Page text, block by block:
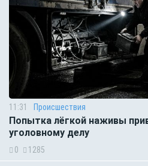
11:31 Происшествия
Попытка лёгкой наживы
уголовному делу
0 1285